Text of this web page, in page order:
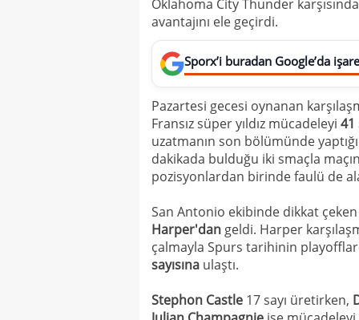
Oklahoma City Thunder
avantajını ele geçirdi.
Sporx’i buradan Google’da
Pazartesi gecesi oynanan
Fransız süper yıldız mücadeleyi 41
uzatmanın son bölümünde
dakikada bulduğu iki smaçla
pozisyonlardan birinde faulü de
San Antonio ekibinde dikkat
Harper'dan geldi. Harper
çalmayla Spurs tarihinin
sayısına ulaştı.
Stephon Castle 17 sayı üretirken,